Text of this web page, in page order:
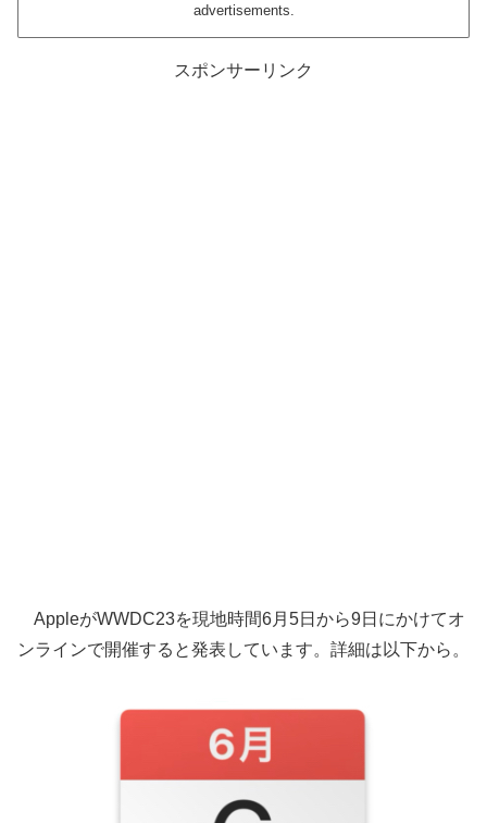
advertisements.
スポンサーリンク
AppleがWWDC23を現地時間6月5日から9日にかけてオ
ンラインで開催すると発表しています。詳細は以下から。